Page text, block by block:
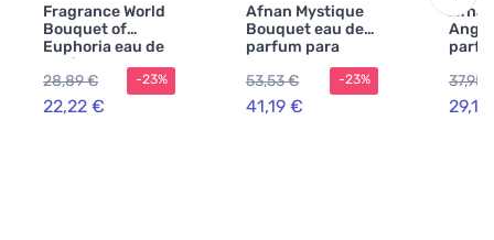
Fragrance World
Bouquet of
Euphoria eau de
parfum para
mulheres 100 ml
28,89 €
22,22 €
-23%
Afnan Mystique
Bouquet eau de
parfum para
mulheres 80 ml
53,53 €
41,19 €
-23%
37,95